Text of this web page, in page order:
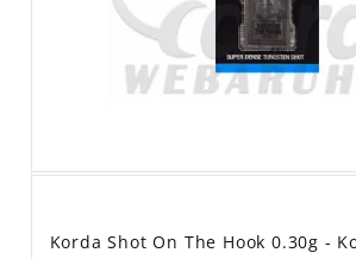
Korda Shot On The Hook 0.30g -